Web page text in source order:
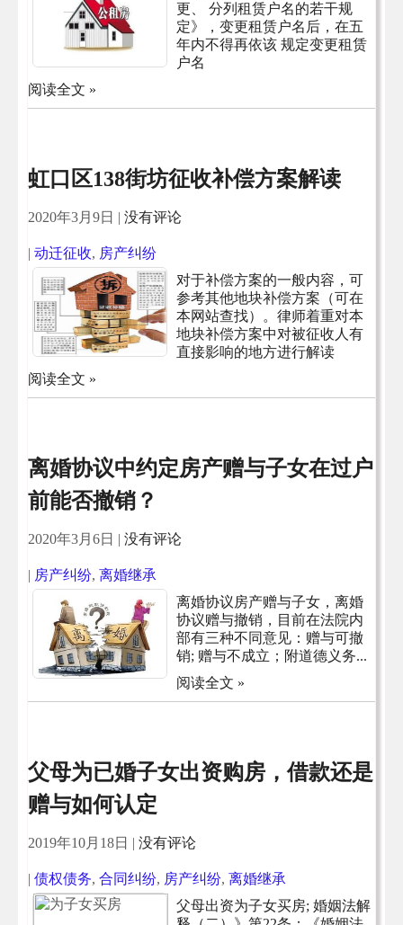
更、 分列租赁户名的若干规
定》，变更租赁户名后，在五
年内不得再依该 规定变更租赁
户名
阅读全文 »
虹口区138街坊征收补偿方案解读
2020年3月9日 | 没有评论
| 动迁征收, 房产纠纷
对于补偿方案的一般内容，可
参考其他地块补偿方案（可在
本网站查找）。律师着重对本
地块补偿方案中对被征收人有
直接影响的地方进行解读
阅读全文 »
离婚协议中约定房产赠与子女在过户
前能否撤销？
2020年3月6日 | 没有评论
| 房产纠纷, 离婚继承
离婚协议房产赠与子女，离婚
协议赠与撤销，目前在法院内
部有三种不同意见：赠与可撤
销; 赠与不成立；附道德义务...
阅读全文 »
父母为已婚子女出资购房，借款还是
赠与如何认定
2019年10月18日 | 没有评论
| 债权债务, 合同纠纷, 房产纠纷, 离婚继承
父母出资为子女买房; 婚姻法解